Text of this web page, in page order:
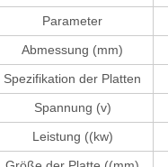
Parameter
Abmessung (mm)
Spezifikation der Platten
Spannung (v)
Leistung ((kw)